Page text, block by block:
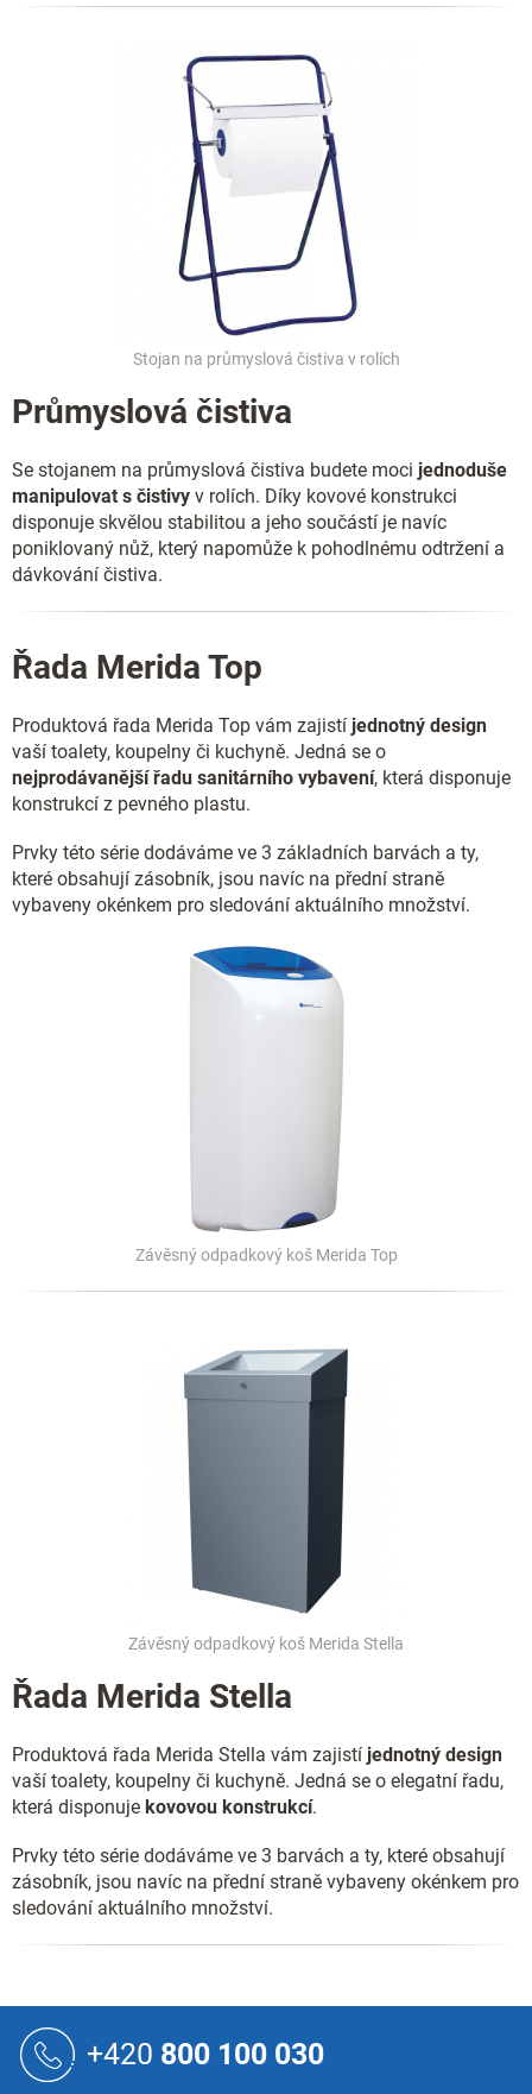
Stojan na průmyslová čistiva v rolích
Průmyslová čistiva
Se stojanem na průmyslová čistiva budete moci jednoduše
manipulovat s čistivy v rolích. Díky kovové konstrukci
disponuje skvělou stabilitou a jeho součástí je navíc
poniklovaný nůž, který napomůže k pohodlnému odtržení a
dávkování čistiva.
Řada Merida Top
Produktová řada Merida Top vám zajistí jednotný design
vaší toalety, koupelny či kuchyně. Jedná se o
nejprodávanější řadu sanitárního vybavení, která disponuje
konstrukcí z pevného plastu.
Prvky této série dodáváme ve 3 základních barvách a ty,
které obsahují zásobník, jsou navíc na přední straně
vybaveny okénkem pro sledování aktuálního množství.
Závěsný odpadkový koš Merida Top
Závěsný odpadkový koš Merida Stella
Řada Merida Stella
Produktová řada Merida Stella vám zajistí jednotný design
vaší toalety, koupelny či kuchyně. Jedná se o elegatní řadu,
která disponuje kovovou konstrukcí.
Prvky této série dodáváme ve 3 barvách a ty, které obsahují
zásobník, jsou navíc na přední straně vybaveny okénkem pro
sledování aktuálního množství.
+420 800 100 030